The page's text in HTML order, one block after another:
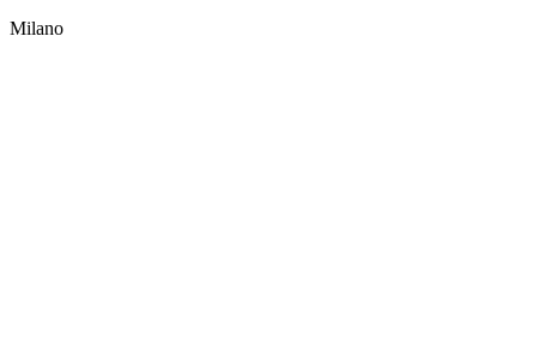
Milano